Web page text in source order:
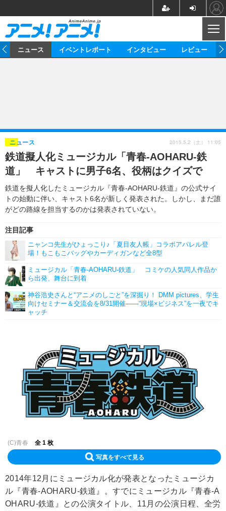
ゲーム グッズ
イベント 海外
海外イベント ビジネス
俳優・タレント アーティスト
ビジネス
アニメ 実写
書評 イベント
ゲーム 座談会
動画
アニメ！アニメ！TV ABEMA Cafe
ニュース イベントレポート インタビュー レビュー
鉄道擬人化ミュージカル「青春-AOHARU-鉄
道」 キャストに男子6名、役柄はクイズで
鉄道を擬人化したミュージカル『青春-AOHARU-鉄道』の公式サイ
トの始動に伴い、キャスト6名が新しく発表された。しかし、まだ誰
がどの路線を担当するのかは発表されていない。
ニュース
注目記事
ニャンコ先生がひょっこり♪「夏目友人帳」コラボアパレル登
場！もこもこバッグやカーディガンなど全8型
ミュージカル「青春-AOHARU-鉄道」 コミケの人気同人作品か
ら出発、舞台に到着
神谷浩史さんと“アニメのしごと”を深掘り！ DMM pictures、学生
向けセミナー＆交流会を8/31開催――“現場×ビジネス”を一夜でキ
ャッチ
2015.5.2（土） 11:05
(C)青春 全 1 枚
写真をすべて見る
2014年12月にミュージカル化が発表となったミュージカ
ル『青春-AOHARU-鉄道』。すでにミュージカル『青春-A
OHARU-鉄道』との公演タイトル、11月の公演日程、全労